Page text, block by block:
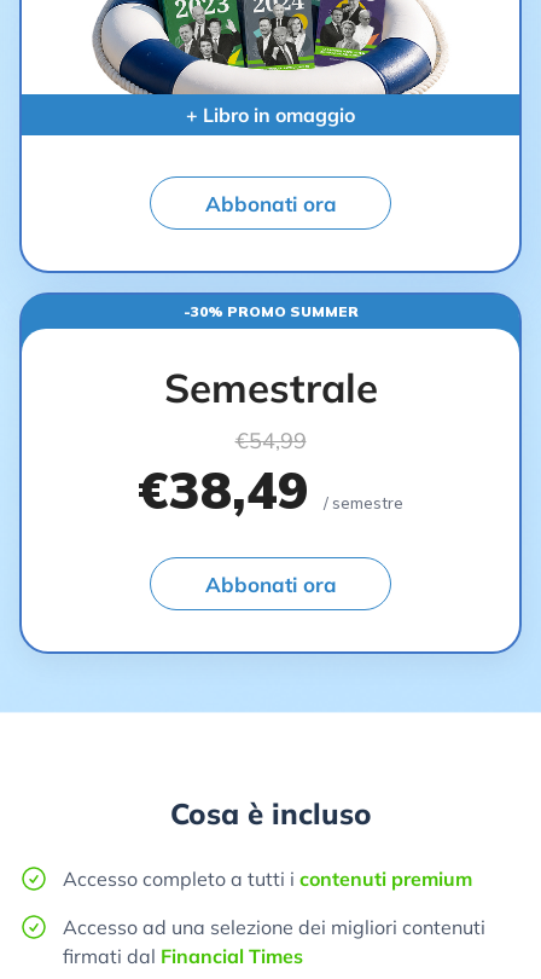
+ Libro in omaggio
Abbonati ora
-30% PROMO SUMMER
Semestrale
€54,99
€38,49 / semestre
Abbonati ora
Cosa è incluso
Accesso completo a tutti i contenuti premium
Accesso ad una selezione dei migliori contenuti
firmati dal Financial Times